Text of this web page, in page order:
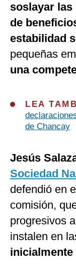
soslayar
de
estabilidad
pequeñas
una
LEA
de Chancay
Jesús
Sociedad
defendió en
comisión,
progresivos
instalen en
inicialmente